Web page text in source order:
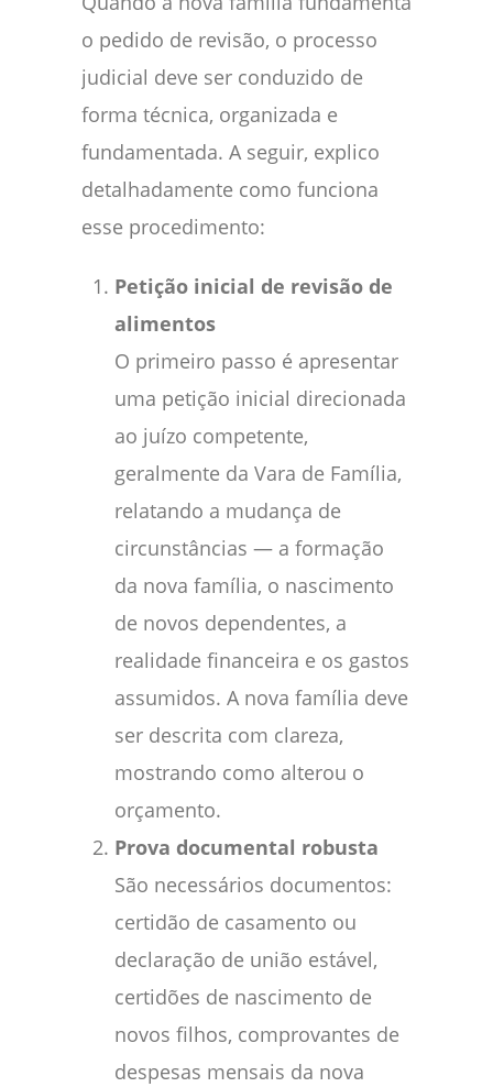
o pedido de revisão, o processo
judicial deve ser conduzido de
forma técnica, organizada e
fundamentada. A seguir, explico
detalhadamente como funciona
esse procedimento:
Petição inicial de revisão de
alimentos
O primeiro passo é apresentar
uma petição inicial direcionada
ao juízo competente,
geralmente da Vara de Família,
relatando a mudança de
circunstâncias — a formação
da nova família, o nascimento
de novos dependentes, a
realidade financeira e os gastos
assumidos. A nova família deve
ser descrita com clareza,
mostrando como alterou o
orçamento.
Prova documental robusta
São necessários documentos:
certidão de casamento ou
declaração de união estável,
certidões de nascimento de
novos filhos, comprovantes de
despesas mensais da nova